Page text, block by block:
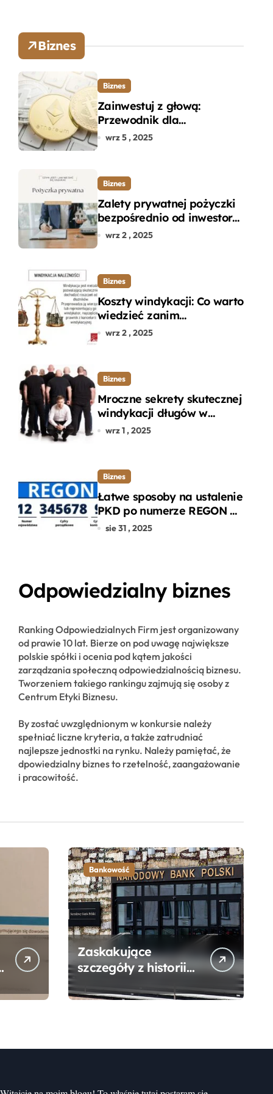
Biznes
Biznes
Zainwestuj z głową:
Przewodnik dla
początkujących w zakupie
wrz 5 , 2025
Biznes
Zalety prywatnej pożyczki
bezpośrednio od inwestora
– dlaczego warto?
wrz 2 , 2025
Biznes
Koszty windykacji: Co warto
wiedzieć zanim
zdecydujesz się na
wrz 2 , 2025
Biznes
Mroczne sekrety skutecznej
windykacji długów w
departamencie windykacji
wrz 1 , 2025
Biznes
Łatwe sposoby na ustalenie
PKD po numerze REGON w
kilku prostych krokach
sie 31 , 2025
Odpowiedzialny biznes
Ranking Odpowiedzialnych Firm jest organizowany
od prawie 10 lat. Bierze on pod uwagę największe
polskie spółki i ocenia pod kątem jakości
zarządzania społeczną odpowiedzialnością biznesu.
Tworzeniem takiego rankingu zajmują się osoby z
Centrum Etyki Biznesu.
By zostać uwzględnionym w konkursie należy
spełniać liczne kryteria, a także zatrudniać
najlepsze jednostki na rynku. Należy pamiętać, że
dpowiedzialny biznes to rzetelność, zaangażowanie
i pracowitość.
Bankowość
Zaskakujące
szczegóły z historii
Narodowego Banku